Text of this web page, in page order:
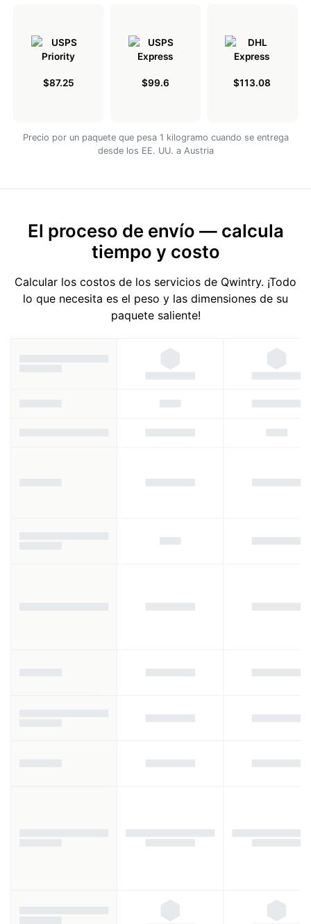
$87.25 $99.6 $113.08
Precio por un paquete que pesa 1 kilogramo cuando se entrega
desde los EE. UU. a Austria
El proceso de envío — calcula
tiempo y costo
Calcular los costos de los servicios de Qwintry. ¡Todo
lo que necesita es el peso y las dimensiones de su
paquete saliente!